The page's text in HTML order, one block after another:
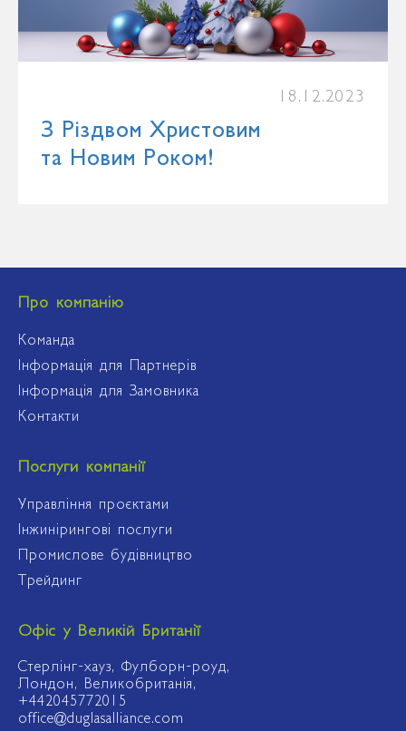
18.12.2023
З Різдвом Христовим
та Новим Роком!
Про компанію
Команда
Інформація для Партнерів
Інформація для Замовника
Контакти
Послуги компанії
Управління проєктами
Інжинірингові послуги
Промислове будівництво
Трейдинг
Офіс у Великій Британії
Стерлінг-хауз, Фулборн-роуд,
Лондон, Великобританія,
+442045772015
office@duglasalliance.com